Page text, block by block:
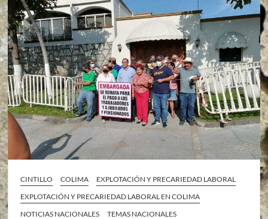
CINTILLO COLIMA
EXPLOTACIÓN Y PRECARIEDAD LABORAL
EXPLOTACIÓN Y PRECARIEDAD LABORAL EN COLIMA
NOTICIAS NACIONALES
TEMAS NACIONALES